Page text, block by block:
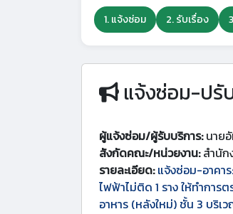
1. แจ้งซ่อม 2. รับเรื่อง
แจ้งซ่อม-ปรั
ผู้แจ้งซ่อม/ผู้รับบริการ:นาย
สังกัดคณะ/หน่วยงาน:สำนัก
รายละเอียด: แจ้งซ่อม-อาคา
ไฟฟ้าไม่ติด 1 ราง ให้ทำการ
อาหาร (หลังใหม่) ชั้น 3 บริเ